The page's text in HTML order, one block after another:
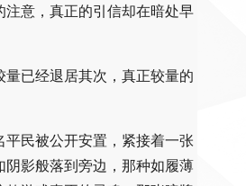
注意，真正的引信却在暗处早
量已经退居其次，真正较量的
平民被公开安置，紧接着一张
阴影般落到旁边，那种如履薄